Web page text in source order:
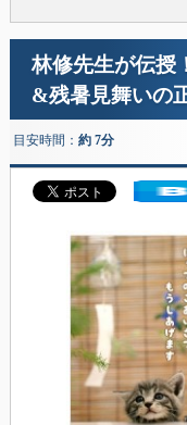
林修先生が伝授
&残暑見舞いの
目安時間： 約 7分